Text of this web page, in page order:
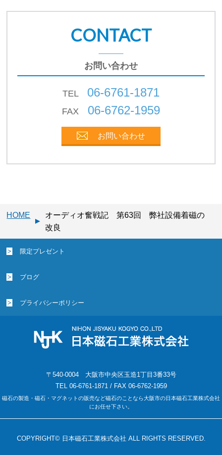
CONTACT
お問い合わせ
TEL 06-6761-1871
FAX 06-6762-1959
お問い合わせ
HOME
オーディオ奮戦記 第63回 弊社設備着磁の
改良
限定プレゼント
ブログ
プライバシーポリシー
〒540-0004 大阪市中央区玉造1丁目3番33号
TEL 06-6761-1871 / FAX 06-6762-1959
磁石の製造・磁石・マグネットの販売など磁石のことなら大阪市の日本磁石工業株式会社
にお任せ下さい。
COPYRIGHT© 日本磁石工業株式会社 ALL RIGHTS RESERVED.